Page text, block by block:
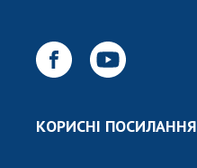
КОРИСНІ ПОСИЛАННЯ